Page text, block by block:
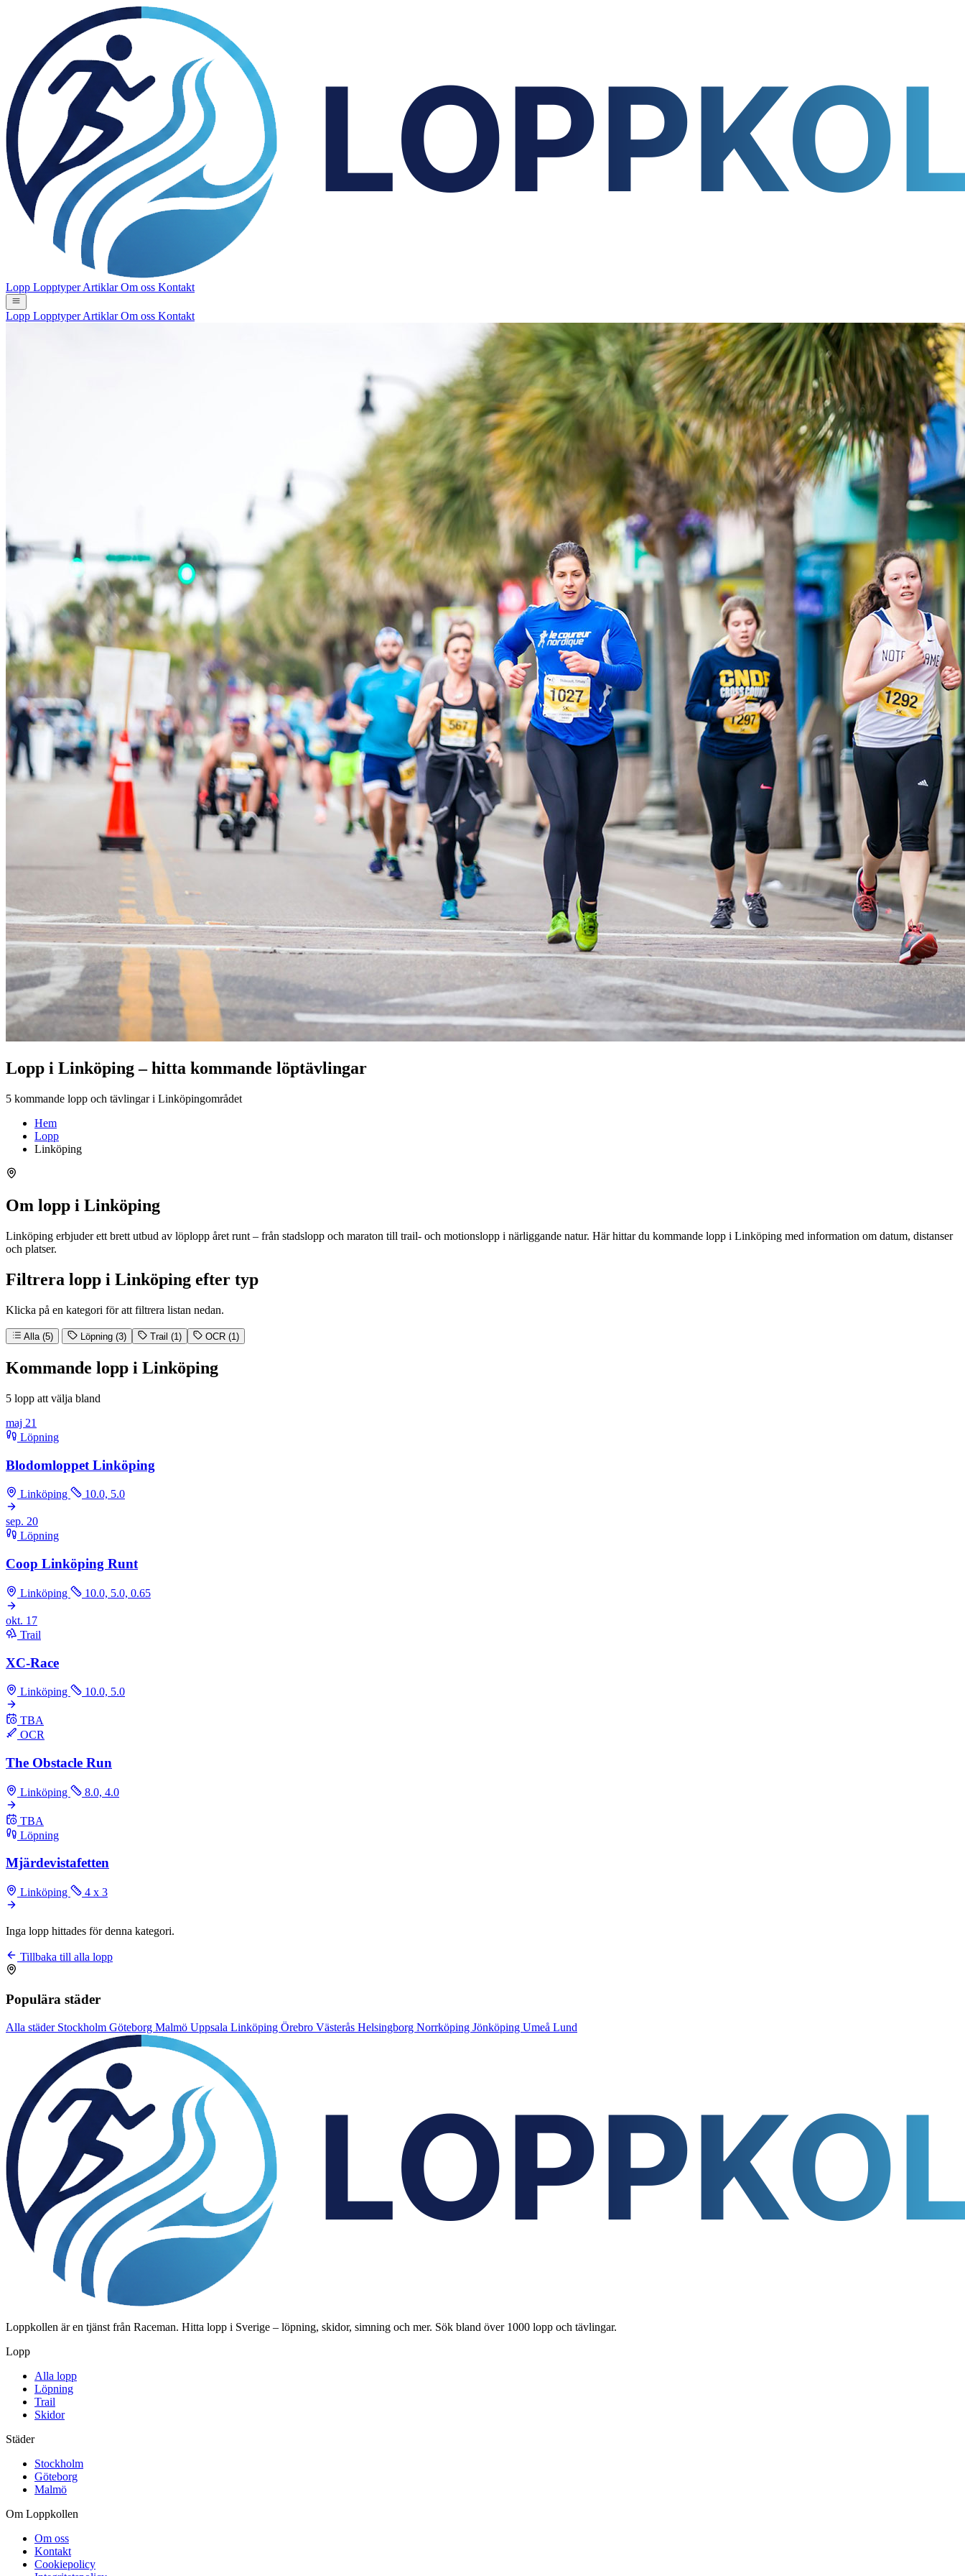
Lopp LopptyperArtiklarOm oss Kontakt
Lopp LopptyperArtiklarOm oss Kontakt
Lopp i Linköping – hitta kommande löptävlingar
5 kommande lopp och tävlingar i Linköpingområdet
Hem
Lopp
Linköping
Om lopp i Linköping
Linköping erbjuder ett brett utbud av löplopp året runt – från stadslopp och maraton till trail- och motionslopp i närliggande natur. Här hittar du kommande lopp i Linköping med information om datum, distanser
och platser.
Filtrera lopp i Linköping efter typ
Klicka på en kategori för att filtrera listan nedan.
Alla (5) Löpning (3) Trail (1) OCR (1)
Kommande lopp i Linköping
5 lopp att välja bland
maj 21
Löpning
Blodomloppet Linköping
Linköping 10.0, 5.0
sep. 20
Löpning
Coop Linköping Runt
Linköping 10.0, 5.0, 0.65
okt. 17
Trail
XC-Race
Linköping 10.0, 5.0
TBA
OCR
The Obstacle Run
Linköping 8.0, 4.0
TBA
Löpning
Mjärdevistafetten
Linköping 4 x 3
Inga lopp hittades för denna kategori.
Tillbaka till alla lopp
Populära städer
Alla städer Stockholm Göteborg Malmö Uppsala Linköping Örebro Västerås Helsingborg Norrköping Jönköping Umeå Lund
Loppkollen är en tjänst från Raceman. Hitta lopp i Sverige – löpning, skidor, simning och mer. Sök bland över 1000 lopp och tävlingar.
Lopp
Alla lopp
Löpning
Trail
Skidor
Städer
Stockholm
Göteborg
Malmö
Om Loppkollen
Om oss
Kontakt
Cookiepolicy